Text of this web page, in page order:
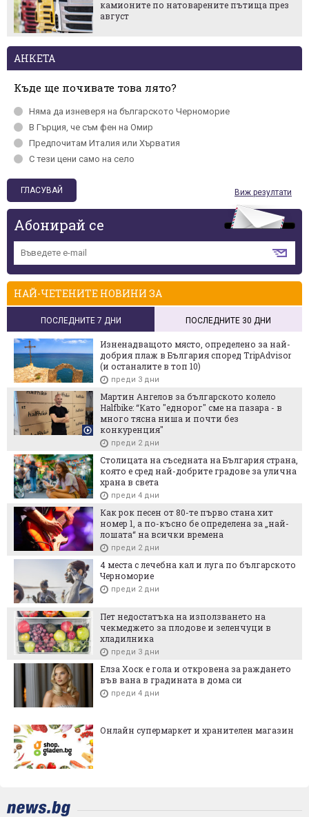
камионите по натоварените пътища през
август
АНКЕТА
Къде ще почивате това лято?
Няма да изневеря на българското Черномориe
В Гърция, че съм фен на Омир
Предпочитам Италия или Хърватия
С тези цени само на село
Виж резултати
Абонирай се
НАЙ-ЧЕТЕНИТЕ НОВИНИ ЗА
ПОСЛЕДНИТЕ 7 ДНИ ПОСЛЕДНИТЕ 30 ДНИ
Изненадващото място, определено за най-
добрия плаж в България според TripAdvisor
(и останалите в топ 10)
преди 3 дни
Мартин Ангелов за българското колело
Halfbike: “Като "еднорог" сме на пазара - в
много тясна ниша и почти без
конкуренция"
преди 2 дни
Столицата на съседната на България страна,
която е сред най-добрите градове за улична
храна в света
преди 4 дни
Как рок песен от 80-те първо стана хит
номер 1, а по-късно бе определена за „най-
лошата“ на всички времена
преди 2 дни
4 места с лечебна кал и луга по българското
Черноморие
преди 2 дни
Пет недостатъка на използването на
чекмеджето за плодове и зеленчуци в
хладилника
преди 3 дни
Елза Хоск е гола и откровена за раждането
във вана в градината в дома си
преди 4 дни
Онлайн супермаркет и хранителен магазин